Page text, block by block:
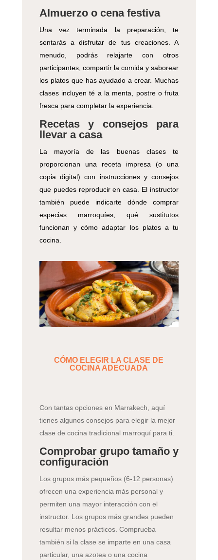
Almuerzo o cena festiva
Una vez terminada la preparación, te
sentarás a disfrutar de tus creaciones. A
menudo, podrás relajarte con otros
participantes, compartir la comida y saborear
los platos que has ayudado a crear. Muchas
clases incluyen té a la menta, postre o fruta
fresca para completar la experiencia.
Recetas y consejos para
llevar a casa
La mayoría de las buenas clases te
proporcionan una receta impresa (o una
copia digital) con instrucciones y consejos
que puedes reproducir en casa. El instructor
también puede indicarte dónde comprar
especias marroquíes, qué sustitutos
funcionan y cómo adaptar los platos a tu
cocina.
CÓMO ELEGIR LA CLASE DE
COCINA ADECUADA
Con tantas opciones en Marrakech, aquí
tienes algunos consejos para elegir la mejor
clase de cocina tradicional marroquí para ti.
Comprobar grupo tamaño y
configuración
Los grupos más pequeños (6-12 personas)
ofrecen una experiencia más personal y
permiten una mayor interacción con el
instructor. Los grupos más grandes pueden
resultar menos prácticos. Comprueba
también si la clase se imparte en una casa
particular, una azotea o una cocina